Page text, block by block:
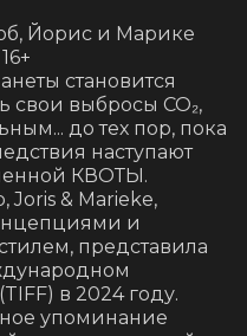
Йорис и Марике
становится
свои выбросы CO₂,
до тех пор, пока
наступают
КВОТЫ.
& Marieke,
и
представила
в 2024 году.
упоминание